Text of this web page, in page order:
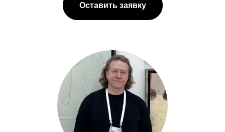
Оставить заявку